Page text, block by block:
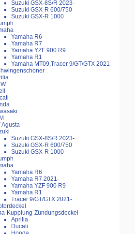
Suzuki GSX-8S/R 2023-
Suzuki GSX-R 600/750
Suzuki GSX-R 1000
Yamaha R6
Yamaha R7
Yamaha YZF 900 R9
Yamaha R1
Yamaha MT09,Tracer 9/GT/GTX 2021
Agusta
Suzuki GSX-8S/R 2023-
Suzuki GSX-R 600/750
Suzuki GSX-R 1000
Yamaha R6
Yamaha R7 2021-
Yamaha YZF 900 R9
Yamaha R1
Tracer 9/GT/GTX 2021-
Kupplung-Zündungsdeckel
Aprilia
Ducati